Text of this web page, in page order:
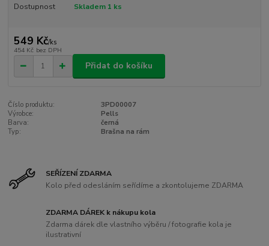
Dostupnost Skladem 1 ks
549 Kč/ks
454 Kč bez DPH
Přidat do košíku
Číslo produktu:
3PD00007
Výrobce:
Pells
Barva:
černá
Typ:
Brašna na rám
SEŘÍZENÍ ZDARMA
Kolo před odesláním seřídíme a zkontolujeme ZDARMA
ZDARMA DÁREK k nákupu kola
Zdarma dárek dle vlastního výběru / fotografie kola je
ilustrativní